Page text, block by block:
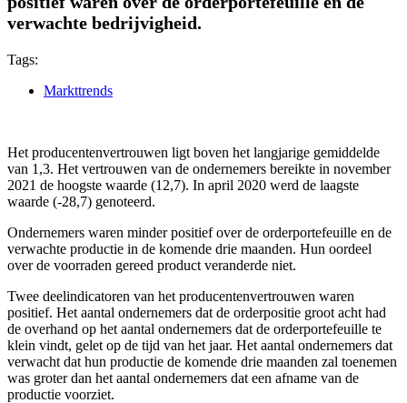
verwachte bedrijvigheid.
Tags:
Markttrends
Het producentenvertrouwen ligt boven het langjarige gemiddelde
van 1,3. Het vertrouwen van de ondernemers bereikte in november
2021 de hoogste waarde (12,7). In april 2020 werd de laagste
waarde (-28,7) genoteerd.
Ondernemers waren minder positief over de orderportefeuille en de
verwachte productie in de komende drie maanden. Hun oordeel
over de voorraden gereed product veranderde niet.
Twee deelindicatoren van het producentenvertrouwen waren
positief. Het aantal ondernemers dat de orderpositie groot acht had
de overhand op het aantal ondernemers dat de orderportefeuille te
klein vindt, gelet op de tijd van het jaar. Het aantal ondernemers dat
verwacht dat hun productie de komende drie maanden zal toenemen
was groter dan het aantal ondernemers dat een afname van de
productie voorziet.